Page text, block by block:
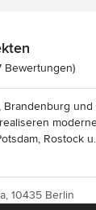
5
Bewertungen)
Brandenburg
Rostock
10435 Berlin